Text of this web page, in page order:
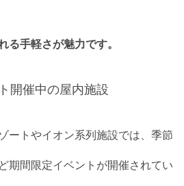
る手軽さが魅力です。
開催中の屋内施設
ートやイオン系列施設では、季節
期間限定イベントが開催されてい